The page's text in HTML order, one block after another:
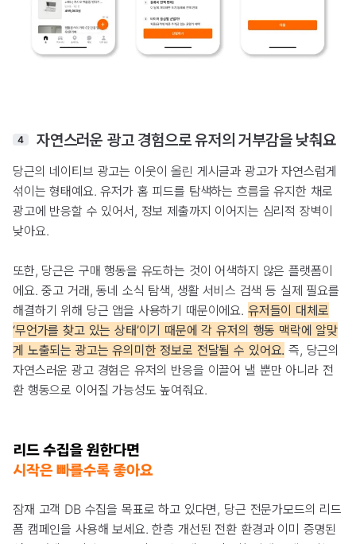
4 자연스러운 광고 경험으로 유저의 거부감을 낮춰요
당근의 네이티브 광고는 이웃이 올린 게시글과 광고가 자연스럽게
섞이는 형태예요. 유저가 홈 피드를 탐색하는 흐름을 유지한 채로
광고에 반응할 수 있어서, 정보 제출까지 이어지는 심리적 장벽이
낮아요.
또한, 당근은 구매 행동을 유도하는 것이 어색하지 않은 플랫폼이
에요. 중고 거래, 동네 소식 탐색, 생활 서비스 검색 등 실제 필요를
해결하기 위해 당근 앱을 사용하기 때문이에요. 유저들이 대체로
‘무언가를 찾고 있는 상태’이기 때문에 각 유저의 행동 맥락에 알맞
게 노출되는 광고는 유의미한 정보로 전달될 수 있어요. 즉, 당근의
자연스러운 광고 경험은 유저의 반응을 이끌어 낼 뿐만 아니라 전
환 행동으로 이어질 가능성도 높여줘요.
잠재 고객 DB 수집을 목표로 하고 있다면, 당근 전문가모드의 리드
폼 캠페인을 사용해 보세요. 한층 개선된 전환 환경과 이미 증명된